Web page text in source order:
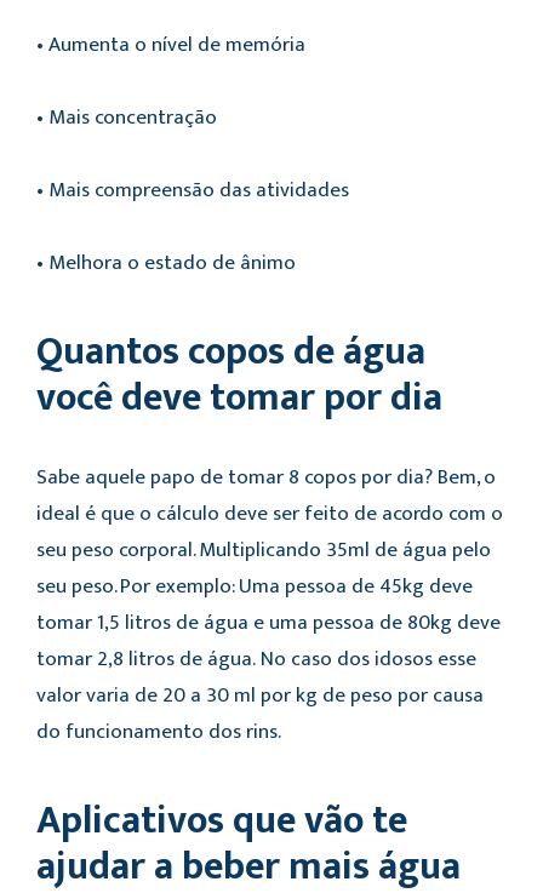
• Aumenta o nível de memória
• Mais concentração
• Mais compreensão das atividades
• Melhora o estado de ânimo
Quantos copos de água
você deve tomar por dia
Sabe aquele papo de tomar 8 copos por dia? Bem, o
ideal é que o cálculo deve ser feito de acordo com o
seu peso corporal. Multiplicando 35ml de água pelo
seu peso. Por exemplo: Uma pessoa de 45kg deve
tomar 1,5 litros de água e uma pessoa de 80kg deve
tomar 2,8 litros de água. No caso dos idosos esse
valor varia de 20 a 30 ml por kg de peso por causa
do funcionamento dos rins.
Aplicativos que vão te
ajudar a beber mais água